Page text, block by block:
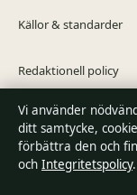
Källor & standarder
Redaktionell policy
Rättelsepolicy
Vi använder
ditt samtycke,
förbättra den och
och Integritetspolicy.